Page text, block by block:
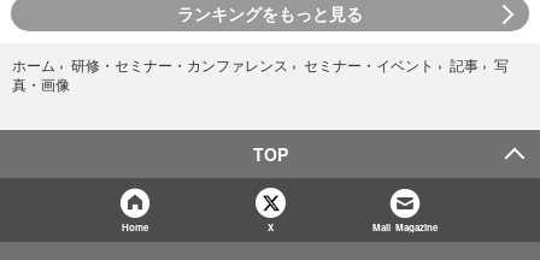
ランキングをもっと見る
ホーム › 研修・セミナー・カンファレンス › セミナー・イベント › 記事 › 写
真・画像
TOP
Home X Mail Magazine